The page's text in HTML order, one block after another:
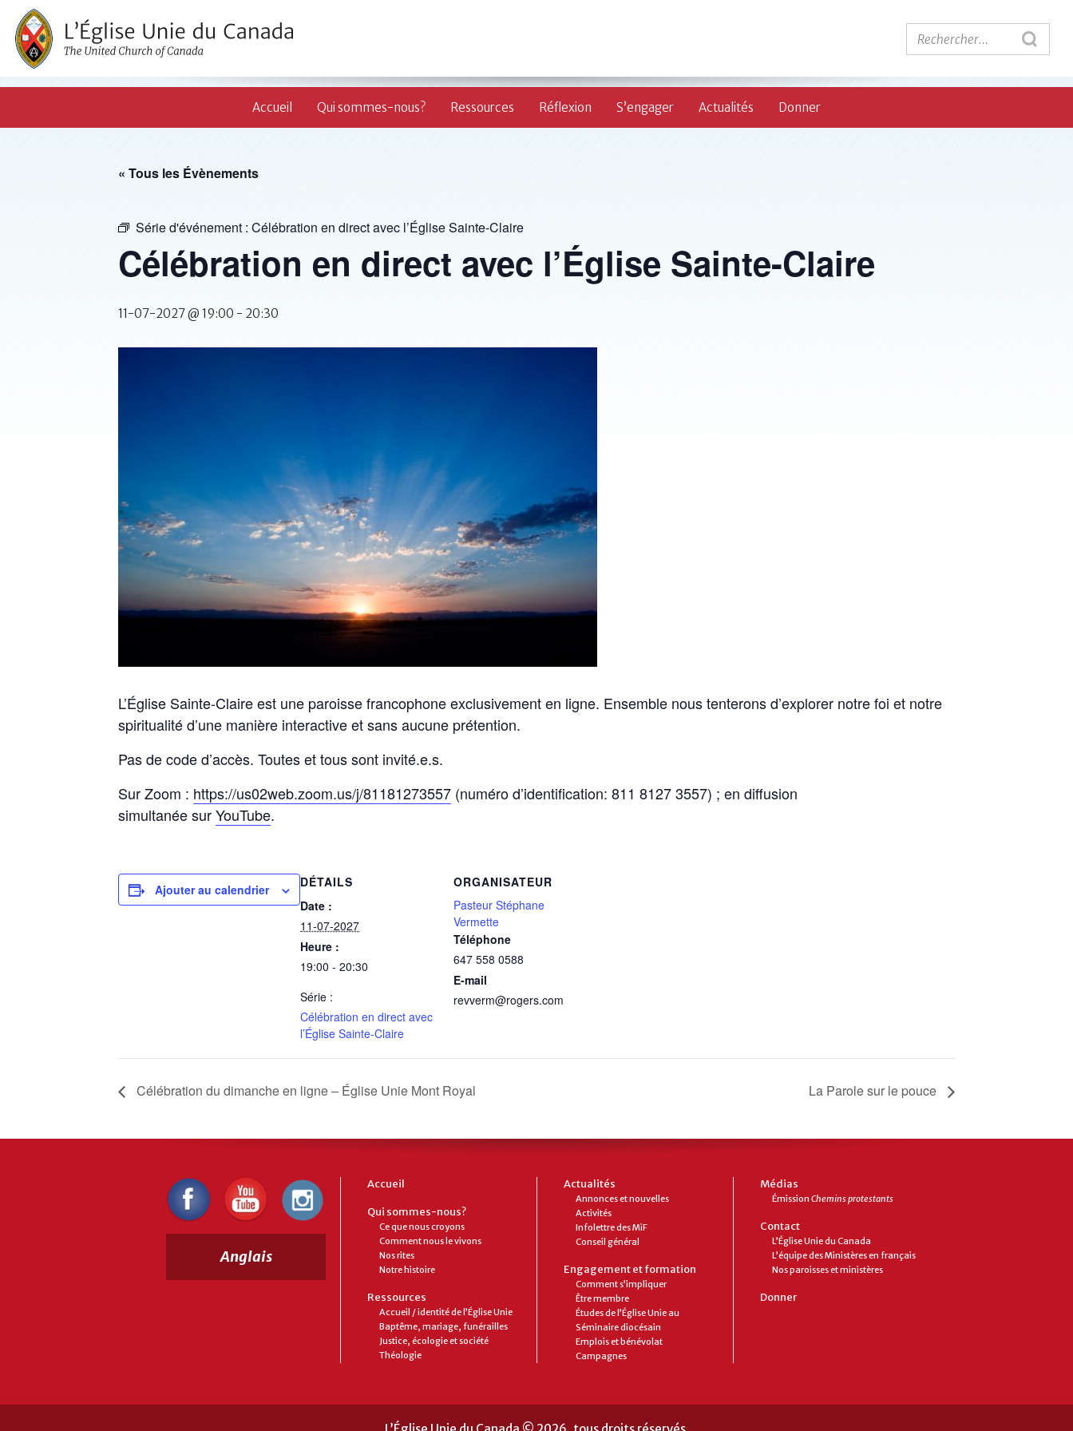
Accueil Qui sommes-nous? Ressources Réflexion S’engager Actualités Donner
« Tous les Évènements
Série d'événement : Célébration en direct avec l’Église Sainte-Claire
Célébration en direct avec l’Église Sainte-Claire
11-07-2027 @ 19:00 - 20:30
L’Église Sainte-Claire est une paroisse francophone exclusivement en ligne. Ensemble nous tenterons d’explorer notre foi et notre
spiritualité d’une manière interactive et sans aucune prétention.
Pas de code d’accès. Toutes et tous sont invité.e.s.
Sur Zoom : https://us02web.zoom.us/j/81181273557 (numéro d’identification: 811 8127 3557) ; en diffusion
simultanée surYouTube.
Ajouter au calendrier
DÉTAILS
Date :
11-07-2027
Heure :
19:00 - 20:30
Série :
Célébration en direct avec
l’Église Sainte-Claire
ORGANISATEUR
Pasteur Stéphane
Vermette
Téléphone
647 558 0588
E-mail
revverm@rogers.com
Célébration du dimanche en ligne – Église Unie Mont Royal La Parole sur le pouce
Anglais
Accueil
Qui sommes-nous?
Ce que nous croyons
Comment nous le vivons
Nos rites
Notre histoire
Ressources
Accueil / identité de l’Église Unie
Baptême, mariage, funérailles
Justice, écologie et société
Théologie
Actualités
Annonces et nouvelles
Activités
Infolettre des MiF
Conseil général
Engagement et formation
Comment s’impliquer
Être membre
Études de l’Église Unie au
Séminaire diocésain
Emplois et bénévolat
Campagnes
Médias
Émission Chemins protestants
Contact
L’Église Unie du Canada
L’équipe des Ministères en français
Nos paroisses et ministères
Donner